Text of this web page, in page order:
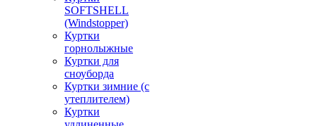
SOFTSHELL
(Windstopper)
Куртки
горнолыжные
Куртки для
сноуборда
Куртки зимние (с
утеплителем)
Куртки